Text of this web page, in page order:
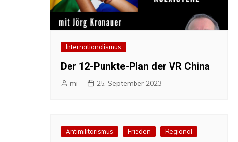
Internationalismus
Der 12-Punkte-Plan der VR China
mi 25. September 2023
Antimilitarismus Frieden Regional